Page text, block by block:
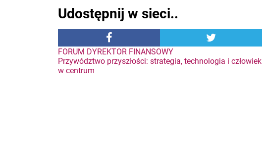
Udostępnij w sieci..
Nawigacja
wpisu
FORUM DYREKTOR FINANSOWY
Przywództwo przyszłości: strategia, technologia i człowiek
w centrum